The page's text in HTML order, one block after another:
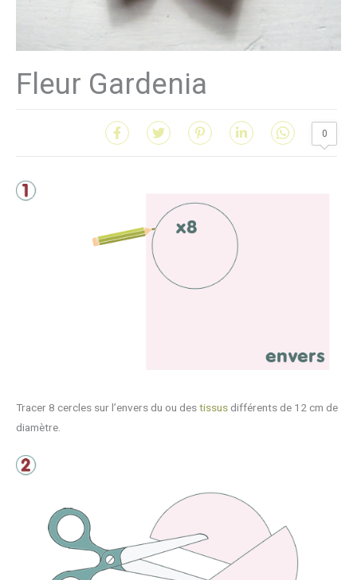
Fleur Gardenia
0
Tracer 8 cercles sur l’envers du ou destissus différents de 12 cm de
diamètre.